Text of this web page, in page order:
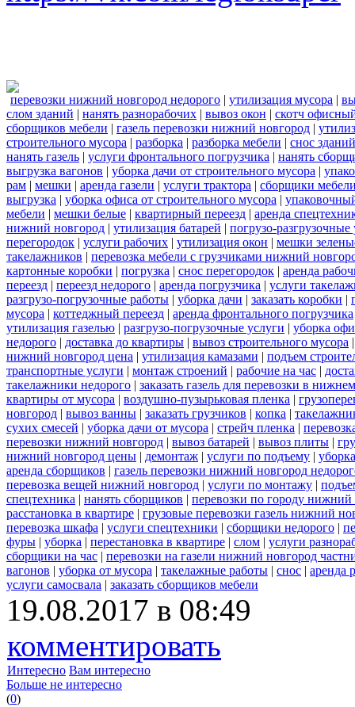
перевозки нижний новгород недорого | утилизация мусора |
слом зданий | нанять разнорабочих | вывоз окон | скотч
сборщиков мебели | газель перевозки нижний новгород |
строительного мусора | разборка | разборка мебели | снос зданий
нанять газель | услуги фронтального погрузчика | нанять
выгрузка вагонов | уборка дачи от строительного мусора |
рам | мешки | аренда газели | услуги трактора | сборщики
выгрузка | уборка офиса от строительного мусора |
мебели | мешки белые | квартирный переезд | аренда
нижний новгород | утилизация батарей | погрузо-разгрузочные
перегородок | услуги рабочих | утилизация окон | мешки
такелажников | перевозка мебели с грузчиками нижний
картонные коробки | погрузка | снос перегородок | аренда
переезд | переезд недорого | аренда погрузчика | услуги
разгрузо-погрузочные работы | уборка дачи | заказать коробки |
мусора | коттеджный переезд | аренда фронтального погрузчика
утилизация газелью | разгрузо-погрузочные услуги | уборка
недорого | доставка до квартиры | вывоз строительного мусора
нижний новгород цена | утилизация камазами | подъем
транспортные услуги | монтаж строений | рабочие на час |
такелажники недорого | заказать газель для перевозки в
квартиры от мусора | воздушно-пузырьковая пленка |
новгород | вывоз ванны | заказать грузчиков | копка |
сухих смесей | уборка дачи от мусора | стрейч пленка |
перевозки нижний новгород | вывоз батарей | вывоз плиты |
нижний новгород цены | демонтаж | услуги по подъему |
аренда сборщиков | газель перевозки нижний новгород
перевозка вещей нижний новгород | услуги по монтажу |
спецтехника | нанять сборщиков | перевозки по городу нижний
расстановка в квартире | грузовые перевозки газель нижний
перевозка шкафа | услуги спецтехники | сборщики недорого |
фуры | уборка | перестановка в квартире | слом | услуги
сборщики на час | перевозки на газели нижний новгород
вагонов | уборка от мусора | такелажные работы | снос | аренда
услуги самосвала | заказать сборщиков мебели
19.08.2017 в 08:49
комментировать
Интересно Вам интересно
Больше не интересно
(0)